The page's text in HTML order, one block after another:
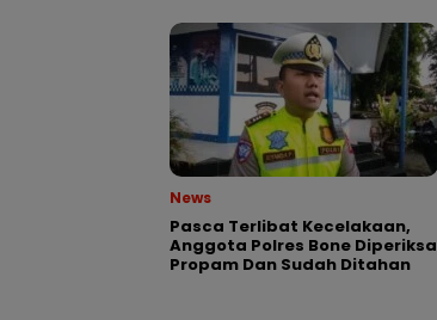
News
Pasca Terlibat Kecelakaan,
Anggota Polres Bone Diperiksa
Propam Dan Sudah Ditahan